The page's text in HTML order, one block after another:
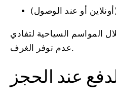
أو عند الوصول)
المواسم السياحية لتفادي
عدم توفر الغرف.
عند الحجز